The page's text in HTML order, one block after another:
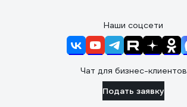
Наши соцсети
Чат для бизнес-клиентов
Подать заявку